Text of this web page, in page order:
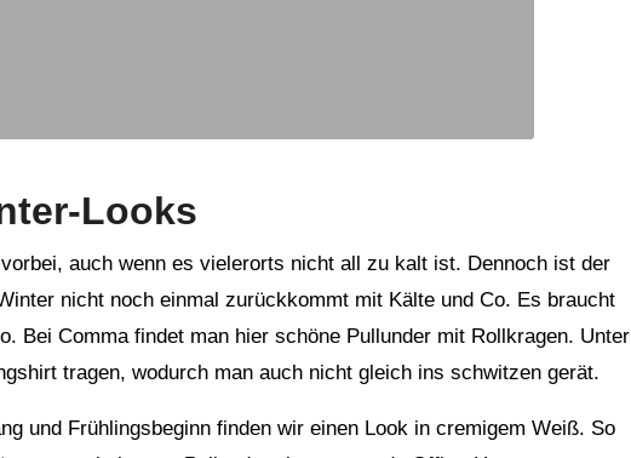
Looks
auch wenn es vielerorts nicht all zu kalt ist. Dennoch ist der
nicht noch einmal zurückkommt mit Kälte und Co. Es braucht
Bei Comma findet man hier schöne Pullunder mit Rollkragen. Unter
tragen, wodurch man auch nicht gleich ins schwitzen gerät.
und Frühlingsbeginn finden wir einen Look in cremigem Weiß. So